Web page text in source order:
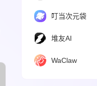
叮当次元袋
堆友AI
WaClaw